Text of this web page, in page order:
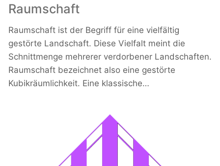
Raumschaft
Raumschaft ist der Begriff für eine vielfältig
gestörte Landschaft. Diese Vielfalt meint die
Schnittmenge mehrerer verdorbener Landschaften.
Raumschaft bezeichnet also eine gestörte
Kubikräumlichkeit. Eine klassische…